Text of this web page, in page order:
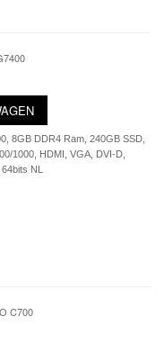
8GB DDR4 Ram, 240GB SSD,
1000, HDMI, VGA, DVI-D,
NL
C700